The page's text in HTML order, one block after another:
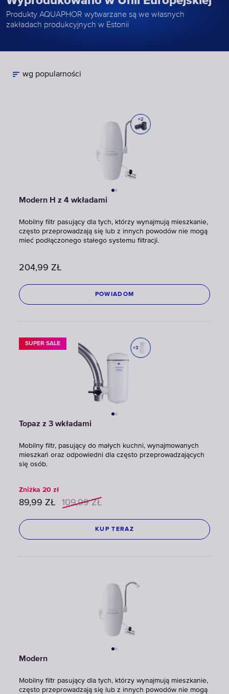
Produkty AQUAPHOR wytwarzane są we własnych
zakładach produkcyjnych w Estonii
wg popularności
Modern H z 4 wkładami
Mobilny filtr pasujący dla tych, którzy wynajmują mieszkanie,
często przeprowadzają się lub z innych powodów nie mogą
mieć podłączonego stałego systemu filtracji.
204,99 ZŁ
POWIADOM
SUPER SALE
Topaz z 3 wkładami
Mobilny filtr, pasujący do małych kuchni, wynajmowanych
mieszkań oraz odpowiedni dla często przeprowadzających
się osób.
Zniżka 20 zł
89,99 ZŁ 109,99 ZŁ
KUP TERAZ
Modern
Mobilny filtr pasujący dla tych, którzy wynajmują mieszkanie,
często przeprowadzają się lub z innych powodów nie mogą